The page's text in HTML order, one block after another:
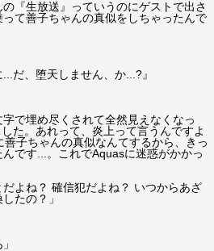
『生放送』っていうのにゲストで出さ
て善子ちゃんの真似をしちゃったんで
だ、堕天しません、か...?』
で埋め尽くされて全然見えなくなっ
た。あれって、炎上って言うんですよ
子ちゃんの真似なんてするから、きっ
です...。これでAquasに迷惑がかかっ
よね？ 確信犯だよね？ いつからあざ
たの？」